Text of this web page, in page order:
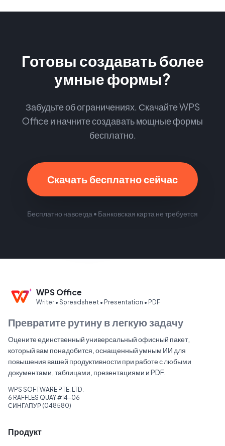
Готовы создавать более
умные формы?
Забудьте об ограничениях. Скачайте WPS
Office и начните создавать мощные формы
бесплатно.
Скачать бесплатно сейчас
Бесплатно навсегда • Банковская карта не требуется
WPS Office
Writer • Spreadsheet • Presentation • PDF
Превратите рутину в легкую задачу
Оцените единственный универсальный офисный пакет,
который вам понадобится, оснащенный умным ИИ для
повышения вашей продуктивности при работе с любыми
документами, таблицами, презентациями и PDF.
WPS SOFTWARE PTE. LTD.
6 RAFFLES QUAY #14-06
СИНГАПУР (048580)
Продукт